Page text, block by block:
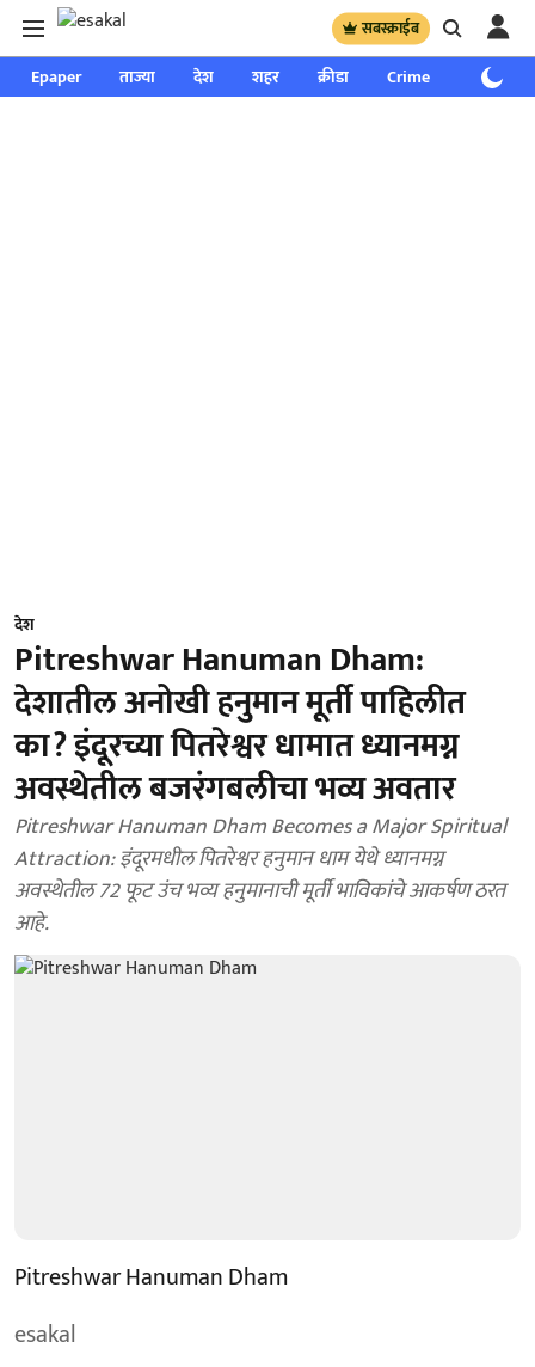
सबस्क्राईब
Epaper ताज्या देश शहर क्रीडा Crime साप्ताहिक
देश
Pitreshwar Hanuman Dham:
देशातील अनोखी हनुमान मूर्ती पाहिलीत
का? इंदूरच्या पितरेश्वर धामात ध्यानमग्न
अवस्थेतील बजरंगबलीचा भव्य अवतार
Pitreshwar Hanuman Dham Becomes a Major Spiritual
Attraction: इंदूरमधील पितरेश्वर हनुमान धाम येथे ध्यानमग्न
अवस्थेतील 72 फूट उंच भव्य हनुमानाची मूर्ती भाविकांचे आकर्षण ठरत
आहे.
Pitreshwar Hanuman Dham
esakal